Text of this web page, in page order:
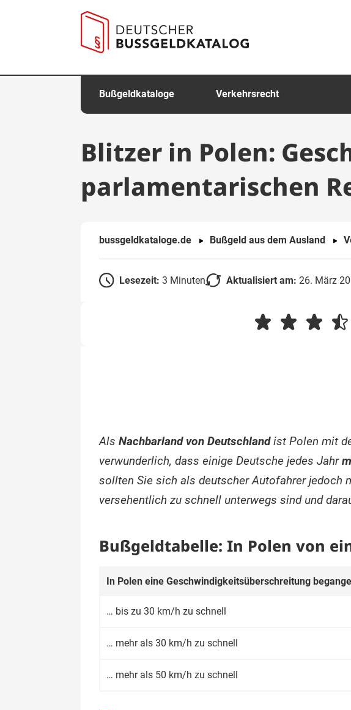
Bußgeldkataloge Verkehrsrecht
Blitzer in Polen:
parlamentarischen
bussgeldkataloge.de Bußgeld aus dem Ausland
Lesezeit: 3 Minuten Aktualisiert am: 26. März
Als Nachbarland von Deutschlandist Polen mit
verwunderlich, dass einige Deutsche jedes Jahr
sollten Sie sich als deutscher Autofahrer jedoch
versehentlich zu schnell unterwegs sind und
Bußgeldtabelle: In Polen von
In Polen eine Geschwindig­keitsüber­schreitung
… bis zu 30 km/h zu schnell
… mehr als 30 km/h zu schnell
… mehr als 50 km/h zu schnell